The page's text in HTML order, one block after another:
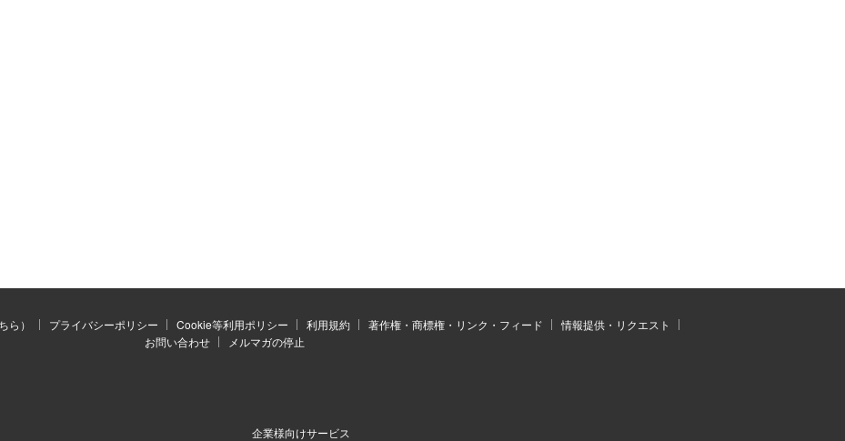
ら） プライバシーポリシー Cookie等利用ポリシー 利用規約 著作権・商標権・リンク・フィード
情報提供・リクエスト
お問い合わせ
メルマガの停止
企業様向けサービス